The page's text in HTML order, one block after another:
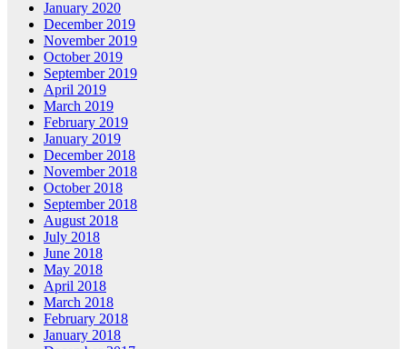
January 2020
December 2019
November 2019
October 2019
September 2019
April 2019
March 2019
February 2019
January 2019
December 2018
November 2018
October 2018
September 2018
August 2018
July 2018
June 2018
May 2018
April 2018
March 2018
February 2018
January 2018